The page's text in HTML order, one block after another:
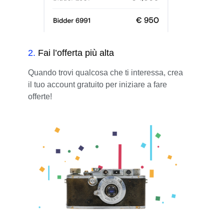
2. Fai l’offerta più alta
Quando trovi qualcosa che ti interessa, crea
il tuo account gratuito per iniziare a fare
offerte!